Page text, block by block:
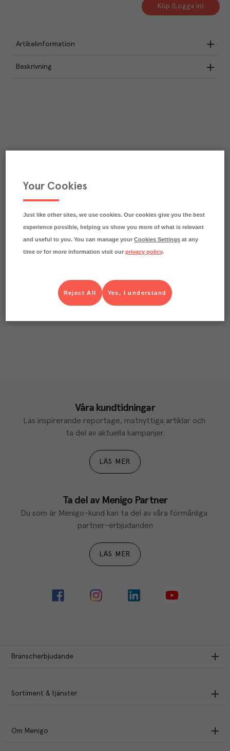
Köp (Logga in)
Artikelinformation
Beskrivning
Våra kundtidningar
Läs inspirerande reportage, matnyttiga artiklar och
ta del av aktuella kampanjer.
LÄS MER
Ta del av Menigo Partner
Du som är Menigo-kund kan ta del av våra förmånliga
partner-erbjudanden
LÄS MER
Branscherbjudande
Sortiment & tjänster
Om Menigo
Your Cookies
Just like other sites, we use cookies. Our cookies give you the best
experience possible, helping us show you more of what is relevant
and useful to you. You can manage yourCookies Settings at any
time or for more information visit ourprivacy policy.
Yes, I understand
Reject All